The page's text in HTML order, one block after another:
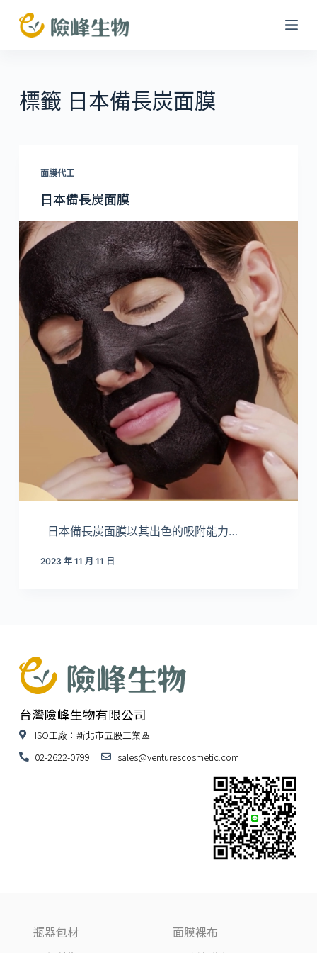
跳
至
內
容
標籤 日本備長炭面膜
面膜代工
日本備長炭面膜
日本備長炭面膜以其出色的吸附能力…
2023 年 11 月 11 日
台灣險峰生物有限公司
ISO工廠：新北市五股工業區
02-2622-0799
sales@venturescosmetic.com
瓶器包材
面膜裸布